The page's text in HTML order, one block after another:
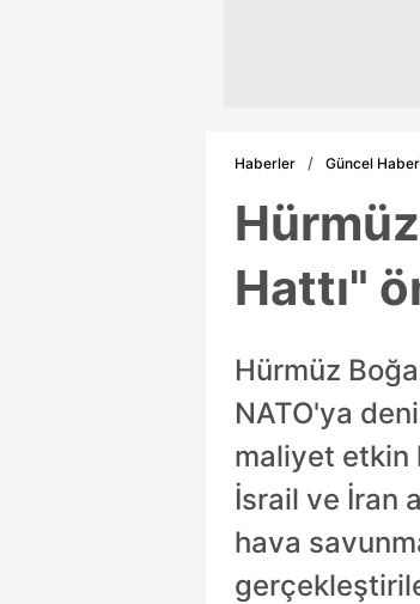
Haberler Güncel
Hattı"
Hürmüz
NATO'ya
maliyet etkin
İsrail ve İran
hava